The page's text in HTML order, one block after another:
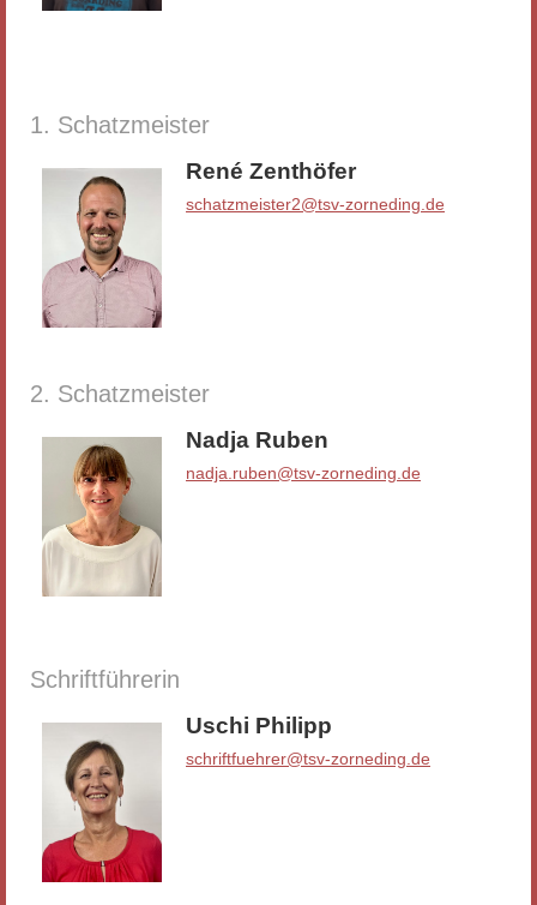
1. Schatzmeister
René Zenthöfer
schatzmeister2@tsv-zorneding.de
2. Schatzmeister
Nadja Ruben
nadja.ruben@tsv-zorneding.de
Schriftführerin
Uschi Philipp
schriftfuehrer@tsv-zorneding.de